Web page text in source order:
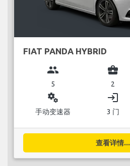
FIAT PANDA HYBRID
group
5
business_center
2
miscellaneous_services
手动变速器
login
3 门
查看详情...